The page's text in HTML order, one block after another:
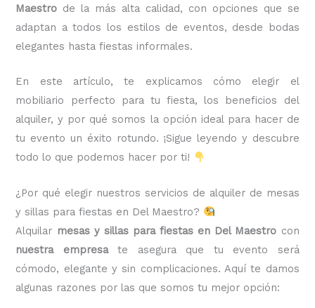
Maestro de la más alta calidad, con opciones que se
adaptan a todos los estilos de eventos, desde bodas
elegantes hasta fiestas informales.
En este artículo, te explicamos cómo elegir el
mobiliario perfecto para tu fiesta, los beneficios del
alquiler, y por qué somos la opción ideal para hacer de
tu evento un éxito rotundo. ¡Sigue leyendo y descubre
todo lo que podemos hacer por ti!
¿Por qué elegir nuestros servicios de alquiler de mesas
y sillas para fiestas en Del Maestro?
Alquilar mesas y sillas para fiestas en Del Maestro con
nuestra empresate asegura que tu evento será
cómodo, elegante y sin complicaciones. Aquí te damos
algunas razones por las que somos tu mejor opción: